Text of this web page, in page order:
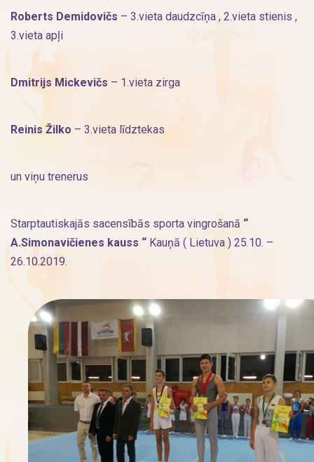
Roberts Demidovičs – 3.vieta daudzcīņa , 2.vieta stienis ,
3.vieta apļi
Dmitrijs Mickevičs – 1.vieta zirga
Reinis Žilko – 3.vieta līdztekas
un viņu trenerus
Starptautiskajās sacensībās sporta vingrošanā “
A.Simonavičienes kauss “ Kauņā ( Lietuva ) 25.10. –
26.10.2019.